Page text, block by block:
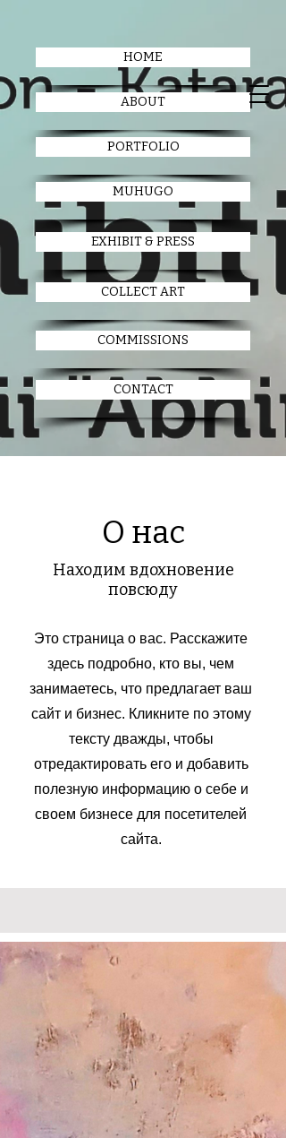
HOME
ABOUT
PORTFOLIO
MUHUGO
EXHIBIT & PRESS
COLLECT ART
COMMISSIONS
CONTACT
О нас
Находим вдохновение
повсюду
Это страница о вас. Расскажите
здесь подробно, кто вы, чем
занимаетесь, что предлагает ваш
сайт и бизнес. Кликните по этому
тексту дважды, чтобы
отредактировать его и добавить
полезную информацию о себе и
своем бизнесе для посетителей
сайта.